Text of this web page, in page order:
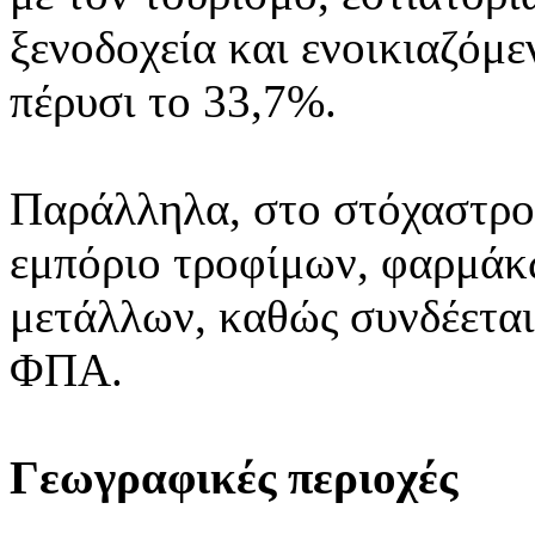
ξενοδοχεία και
πέρυσι το 33,7%.
Παράλληλα, στο στόχαστρο
εμπόριο τροφίμων,
μετάλλων, καθώς
ΦΠΑ.
Γεωγραφικές περιοχές